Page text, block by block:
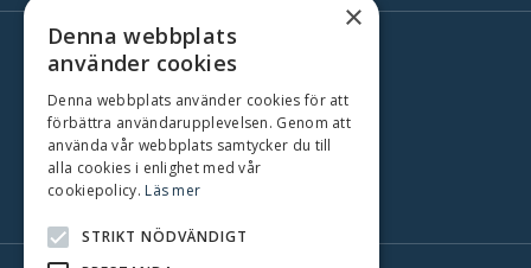
Här finns vi
Stockholm
Oslo
Köpenhamn
Göteborg
×
Denna webbplats
använder cookies
Denna webbplats använder cookies för att
förbättra användarupplevelsen. Genom att
använda vår webbplats samtycker du till
alla cookies i enlighet med vår
cookiepolicy. Läs mer
STRIKT NÖDVÄNDIGT